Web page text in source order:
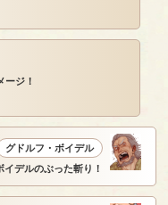
ージ！
グドルフ・ボイデル
イデルのぶった斬り！